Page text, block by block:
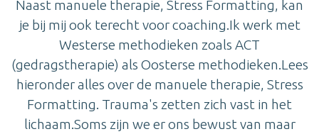
Naast manuele therapie, Stress Formatting, kan
je bij mij ook terecht voor coaching.Ik werk met
Westerse methodieken zoals ACT
(gedragstherapie) als Oosterse methodieken.Lees
hieronder alles over de manuele therapie, Stress
Formatting. Trauma's zetten zich vast in het
lichaam.Soms zijn we er ons bewust van maar